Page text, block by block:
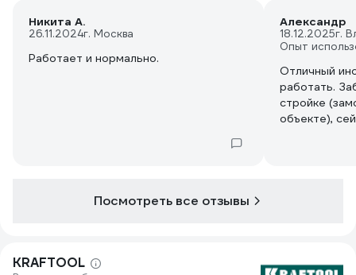
Никита А.
26.11.2024г. Москва
Работает и нормально.
Александр
18.12.2025г.
Опыт
Отличный
работать.
стройке
объекте),
Посмотреть все отзывы
KRAFTOOL